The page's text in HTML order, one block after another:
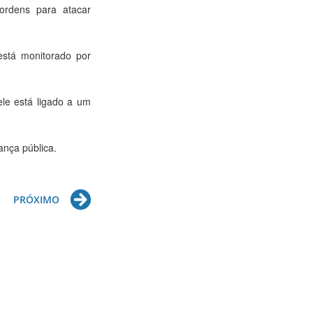
para atacar
monitorado por
está ligado a um
pública.
PRÓXIMO Next